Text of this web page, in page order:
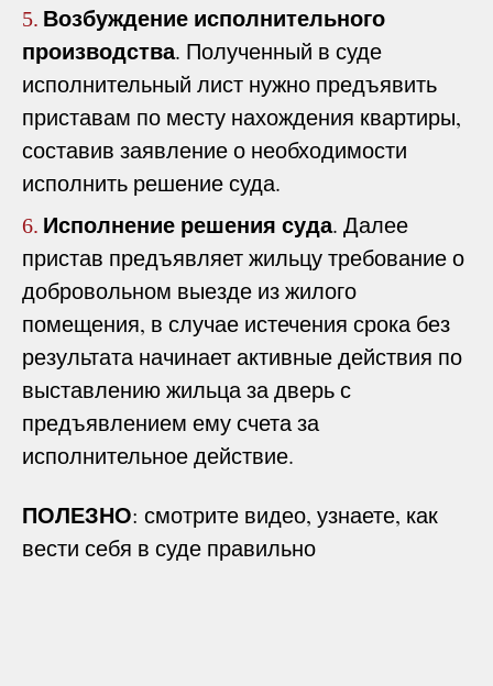
5. Возбуждение исполнительного
производства. Полученный в суде
исполнительный лист нужно предъявить
приставам по месту нахождения квартиры,
составив заявление о необходимости
исполнить решение суда.
6. Исполнение решения суда. Далее
пристав предъявляет жильцу требование о
добровольном выезде из жилого
помещения, в случае истечения срока без
результата начинает активные действия по
выставлению жильца за дверь с
предъявлением ему счета за
исполнительное действие.
ПОЛЕЗНО: смотрите видео, узнаете, как
вести себя в суде правильно